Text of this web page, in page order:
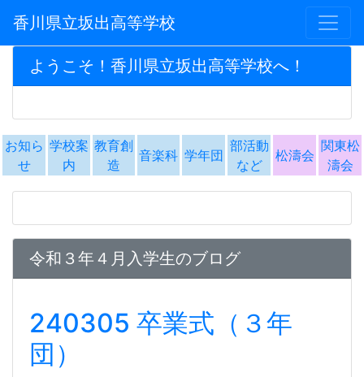
香川県立坂出高等学校
ようこそ！香川県立坂出高等学校へ！
お知ら
せ
学校案
内
教育創
造
部活動
など
関東松
濤会
令和３年４月入学生のブログ